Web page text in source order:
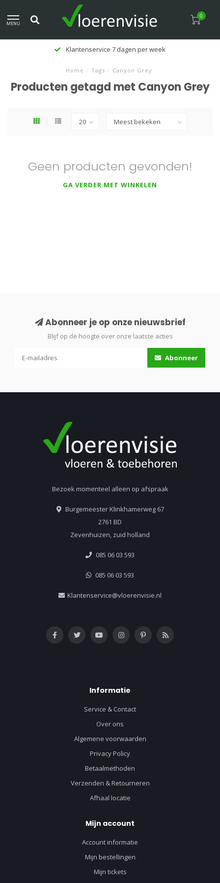
MENU
0
Klantenservice 7 dagen per week
Home / Tags / Canyon Grey
Producten getagd met Canyon Grey
Geen producten gevonden!
GA VERDER MET WINKELEN
Abonneer je op onze nieuwsbrief
Blijf op de hoogte over onze laatste acties
Abonneer
Bezoek momenteel alleen op afspraak
Burgemeester Klinkhamerweg 67
2761 BD
Zevenhuizen, zuid holland
085 06 03 593
085 06 03 593
Klantenservice@vloerenvisie.nl
Informatie
Service & Contact
Over ons
Algemene voorwaarden
Privacy Policy
Betaalmethoden
Verzenden & Retourneren
Afhaal locatie
Mijn account
Account informatie
Mijn bestellingen
Mijn tickets